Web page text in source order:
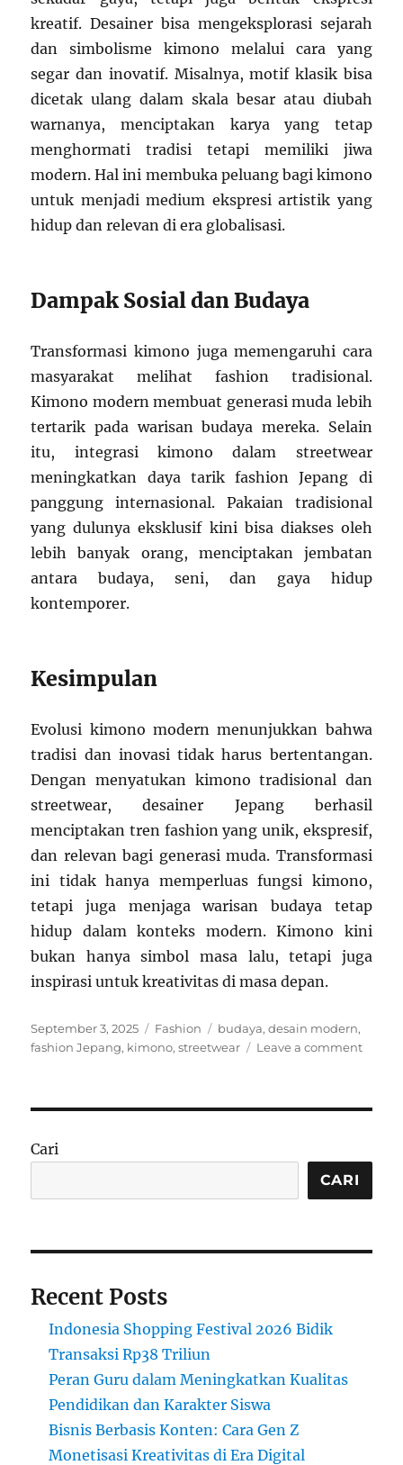
kreatif. Desainer bisa mengeksplorasi sejarah
dan simbolisme kimono melalui cara yang
segar dan inovatif. Misalnya, motif klasik bisa
dicetak ulang dalam skala besar atau diubah
warnanya, menciptakan karya yang tetap
menghormati tradisi tetapi memiliki jiwa
modern. Hal ini membuka peluang bagi kimono
untuk menjadi medium ekspresi artistik yang
hidup dan relevan di era globalisasi.
Dampak Sosial dan Budaya
Transformasi kimono juga memengaruhi cara
masyarakat melihat fashion tradisional.
Kimono modern membuat generasi muda lebih
tertarik pada warisan budaya mereka. Selain
itu, integrasi kimono dalam streetwear
meningkatkan daya tarik fashion Jepang di
panggung internasional. Pakaian tradisional
yang dulunya eksklusif kini bisa diakses oleh
lebih banyak orang, menciptakan jembatan
antara budaya, seni, dan gaya hidup
kontemporer.
Kesimpulan
Evolusi kimono modern menunjukkan bahwa
tradisi dan inovasi tidak harus bertentangan.
Dengan menyatukan kimono tradisional dan
streetwear, desainer Jepang berhasil
menciptakan tren fashion yang unik, ekspresif,
dan relevan bagi generasi muda. Transformasi
ini tidak hanya memperluas fungsi kimono,
tetapi juga menjaga warisan budaya tetap
hidup dalam konteks modern. Kimono kini
bukan hanya simbol masa lalu, tetapi juga
inspirasi untuk kreativitas di masa depan.
Posted
on
September 3, 2025 Categories
Fashion Tags
budaya,desain modern,
fashion Jepang, kimono,streetwear Leave a commenton
Cari
CARI
Recent Posts
Indonesia Shopping Festival 2026 Bidik
Transaksi Rp38 Triliun
Peran Guru dalam Meningkatkan Kualitas
Pendidikan dan Karakter Siswa
Bisnis Berbasis Konten: Cara Gen Z
Monetisasi Kreativitas di Era Digital